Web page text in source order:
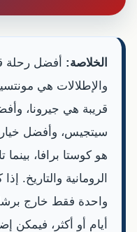
الخلاصة: أفضل رحلة
والإطلالات هي
قريبة هي جيرونا،
سيتجيس، وأفضل
هو كوستا برافا، بينما
الرومانية والتاريخ.
أيام أو أكثر، فيمكن